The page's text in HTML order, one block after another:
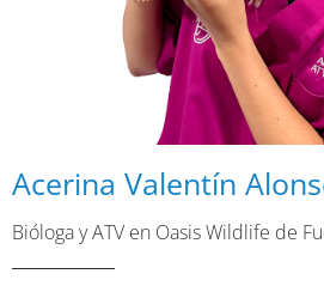
Acerina Valentín
Bióloga y ATV en Oasis Wildlife de